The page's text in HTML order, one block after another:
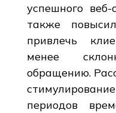
успешного
также
привлечь
менее
обращению.
периодов